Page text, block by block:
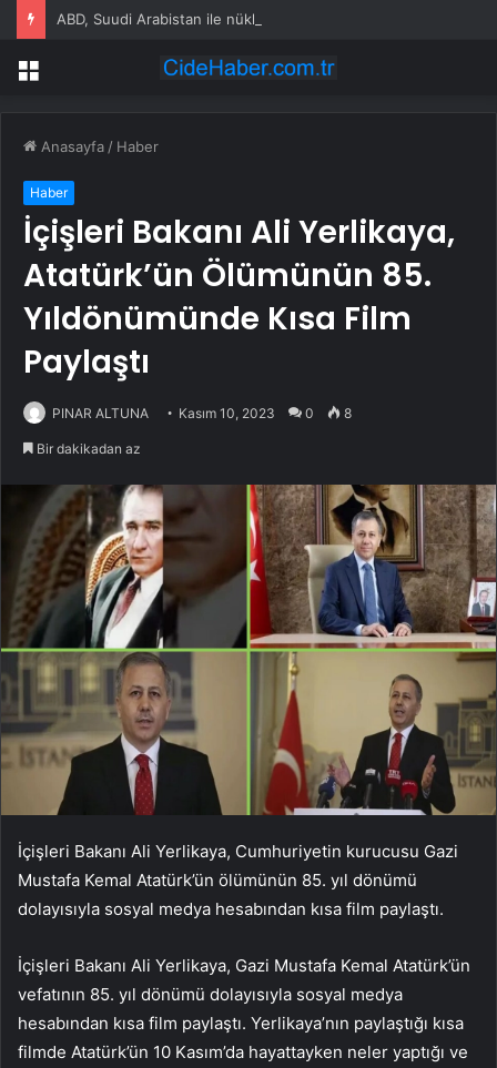
Menü
Anasayfa / Haber
Haber
İçişleri Bakanı Ali Yerlikaya,
Atatürk’ün Ölümünün 85.
Yıldönümünde Kısa Film
Paylaştı
PINAR ALTUNA Kasım 10, 2023 0 8
Bir dakikadan az
İçişleri Bakanı Ali Yerlikaya, Cumhuriyetin kurucusu Gazi
Mustafa Kemal Atatürk’ün ölümünün 85. yıl dönümü
dolayısıyla sosyal medya hesabından kısa film paylaştı.
İçişleri Bakanı Ali Yerlikaya, Gazi Mustafa Kemal Atatürk’ün
vefatının 85. yıl dönümü dolayısıyla sosyal medya
hesabından kısa film paylaştı. Yerlikaya’nın paylaştığı kısa
filmde Atatürk’ün 10 Kasım’da hayattayken neler yaptığı ve